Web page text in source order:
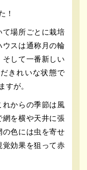
！
場所ごとに栽培
スは通称月の輪
して一番新しい
きれいな状態で
すが。
からの季節は風
網を横や天井に張
の色には虫を寄せ
効果を狙って赤